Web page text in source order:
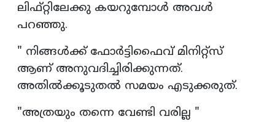
ലിഫ്റ്റിലേക്കു കയറുമ്പോൾ അവൾ
പറഞ്ഞു.
" നിങ്ങൾക്ക് ഫോർട്ടിഫൈവ് മിനിറ്റ്സ്
ആണ് അനുവദിച്ചിരിക്കുന്നത്.
അതിൽക്കൂടുതൽ സമയം എടുക്കരുത്.
"അത്രയും തന്നെ വേണ്ടി വരില്ല "